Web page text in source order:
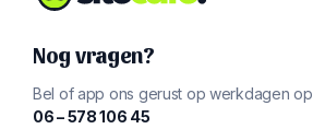
Nog vragen?
Bel of app ons gerust op werkdagen op
‪06 – 578 106 45‬